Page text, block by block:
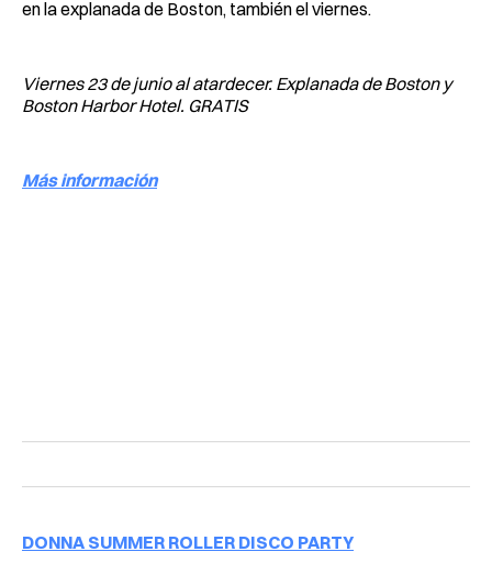
en la explanada de Boston, también el viernes.
Viernes 23 de junio al atardecer. Explanada de Boston y
Boston Harbor Hotel. GRATIS
Más información
DONNA SUMMER ROLLER DISCO PARTY